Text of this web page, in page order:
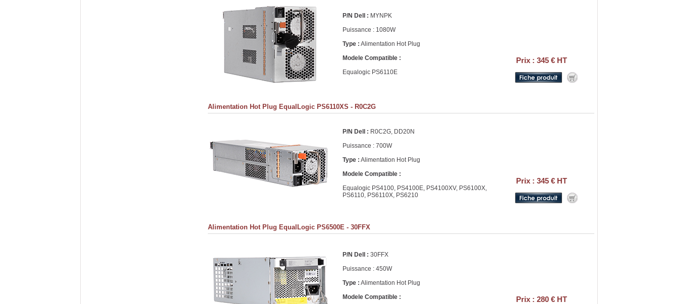
P/N Dell : MYNPK
Puissance : 1080W
Type : Alimentation Hot Plug
Modele Compatible :
Equalogic PS6110E
Prix : 345 € HT
Alimentation Hot Plug EqualLogic PS6110XS - R0C2G
P/N Dell : R0C2G, DD20N
Puissance : 700W
Type : Alimentation Hot Plug
Modele Compatible :
Equalogic PS4100, PS4100E, PS4100XV, PS6100X,
PS6110, PS6110X, PS6210
Prix : 345 € HT
Alimentation Hot Plug EqualLogic PS6500E - 30FFX
P/N Dell : 30FFX
Puissance : 450W
Type : Alimentation Hot Plug
Modele Compatible :
Prix : 280 € HT